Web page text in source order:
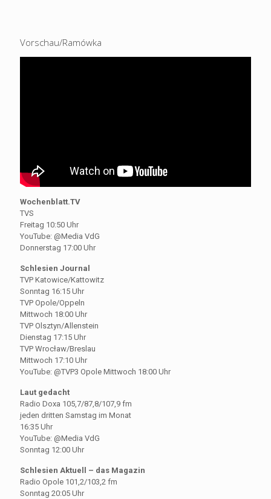
Vorschau/Ramówka
Wochenblatt.TV
TVS
Freitag 10:50 Uhr
YouTube: @Media VdG
Donnerstag 17:00 Uhr
Schlesien Journal
TVP Katowice/Kattowitz
Sonntag 16:15 Uhr
TVP Opole/Oppeln
Mittwoch 18:00 Uhr
TVP Olsztyn/Allenstein
Dienstag 17:15 Uhr
TVP Wrocław/Breslau
Mittwoch 17:10 Uhr
YouTube: @TVP3 Opole Mittwoch 18:00 Uhr
Laut gedacht
Radio Doxa 105,7/87,8/107,9 fm
jeden dritten Samstag im Monat
16:35 Uhr
YouTube: @Media VdG
Sonntag 12:00 Uhr
Schlesien Aktuell – das Magazin
Radio Opole 101,2/103,2 fm
Sonntag 20:05 Uhr